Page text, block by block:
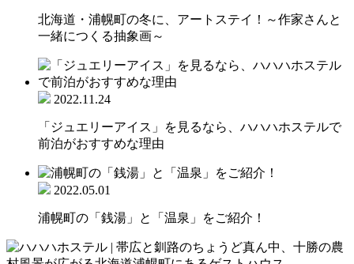
北海道・浦幌町の冬に、アートステイ！～作家さんと
一緒につくる抽象画～
2022.11.24
「ジュエリーアイス」を見るなら、ハハハホステルで
前泊がおすすめな理由
2022.05.01
浦幌町の「銭湯」と「温泉」をご紹介！